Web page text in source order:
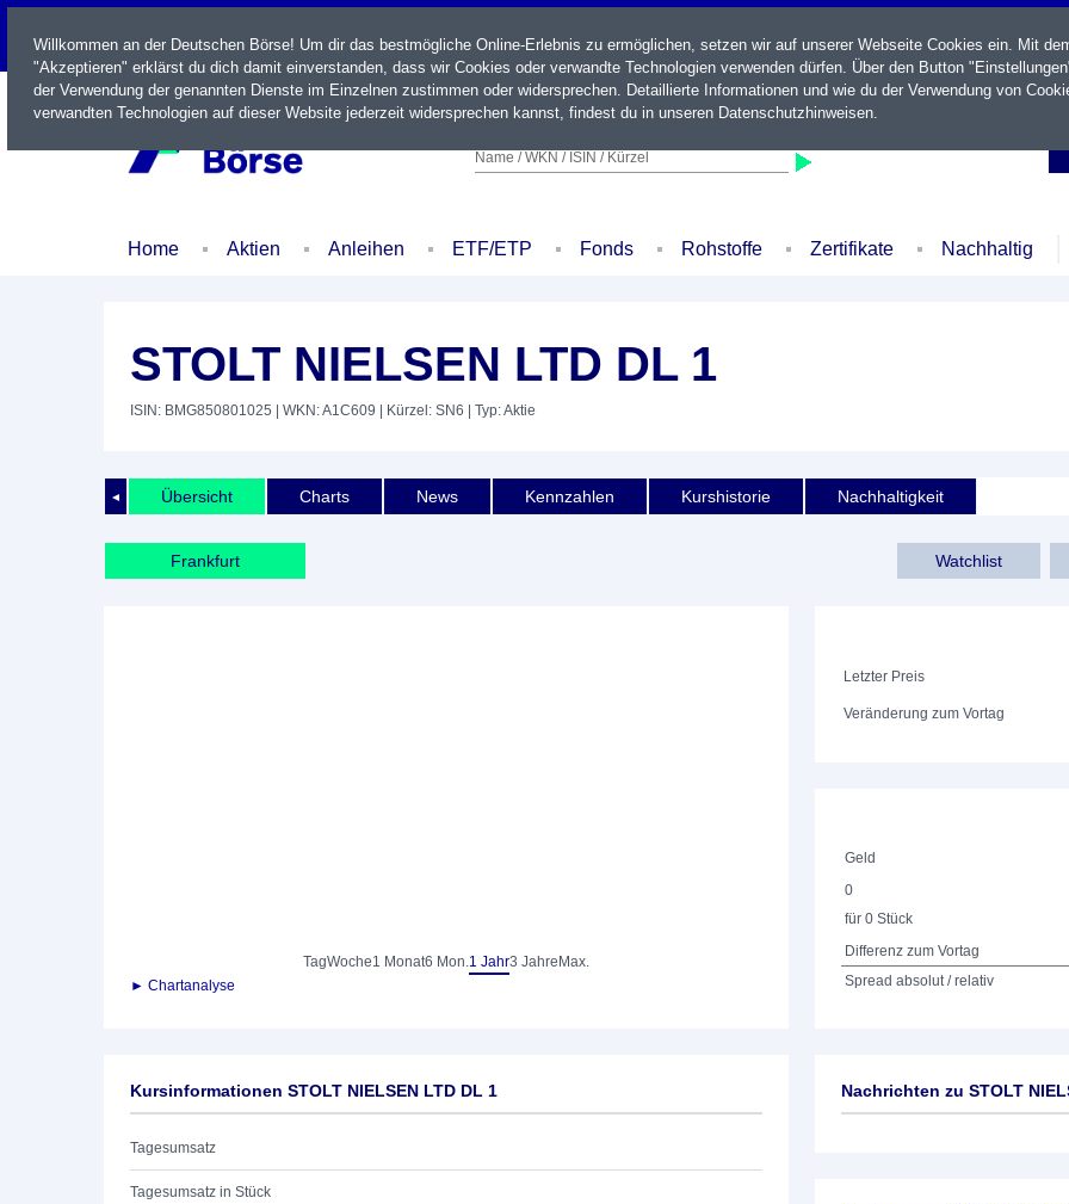
LIVE
Name / WKN / ISIN / Kürzel
Home Aktien Anleihen ETF/ETP Fonds Rohstoffe Zertifikate Nachhaltig
STOLT NIELSEN LTD DL 1
ISIN: BMG850801025 | WKN: A1C609 | Kürzel: SN6 | Typ: Aktie
◄ Übersicht Charts News Kennzahlen Kurshistorie Nachhaltigkeit
Frankfurt Watchlist
TagWoche1 Monat6 Mon.1 Jahr3 Jahre Max.
► Chartanalyse
Letzter Preis
Veränderung zum Vortag
Geld
0
für 0 Stück
Differenz zum Vortag
Spread absolut / relativ
Kursinformationen STOLT NIELSEN LTD DL 1
Tagesumsatz
Tagesumsatz in Stück
Nachrichten zu STOLT
Willkommen an der Deutschen Börse! Um dir das bestmögliche Online-Erlebnis zu ermöglichen, setzen wir auf unserer Webseite Cookies ein. Mit
"Akzeptieren" erklärst du dich damit einverstanden, dass wir Cookies oder verwandte Technologien verwenden dürfen. Über den Button
der Verwendung der genannten Dienste im Einzelnen zustimmen oder widersprechen. Detaillierte Informationen und wie du der Verwendung von
verwandten Technologien auf dieser Website jederzeit widersprechen kannst, findest du in unseren Datenschutzhinweisen.